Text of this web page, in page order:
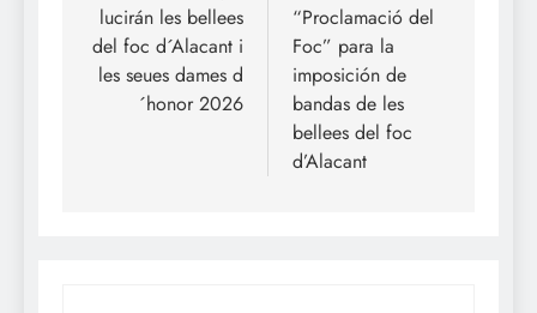
lucirán les bellees
del foc d´Alacant i
les seues dames d
´honor 2026
“Proclamació del
Foc” para la
imposición de
bandas de les
bellees del foc
d’Alacant